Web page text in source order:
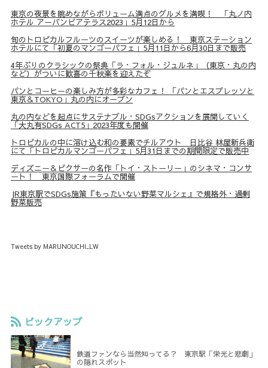
東京の夜景を眺めながらボリューム満点のグルメを満喫！ 「丸ノ内
ホテル アーバンビアテラス2023」5月12日から
旬のトロピカルフルーツのスイーツが楽しめる！ 東京ステーション
ホテルにて「初夏のマンゴーパフェ」5月11日から6月30日まで販売
4年ぶりのクラシックの祭典「ラ・フォル・ジュルネ」（東京・丸の内
など）がついに歓喜の千秋楽を迎えたぞ
パンとコーヒーの楽しみ方が多彩なカフェ！ 「パンとエスプレッソと
東京＆TOKYO」丸の内にオープン
丸の内などを起点にサステナブル・SDGsアクションを展開していく
「大丸有SDGs ACT5」2023年度も開催
トロピカルの中に溶け込む和の要素でチルアウト 日比谷 林屋新兵衛
にて「トロピカルマンゴーパフェ」5月31日までの期間限定で販売中
ディズニー＆ピクサーの名作「トイ・ストーリー」のシネマ・コンサ
ート！ 東京国際フォーラムで開催
JR東京駅でSDGs施策『もったいない野菜マルシェ』で規格外・過剰
野菜販売
Tweets by MARUNOUCHI_LW
ピックアップ
鉄道ファンなら当然知ってる？ 東京駅「栄光と悲劇」
の隠れスポット